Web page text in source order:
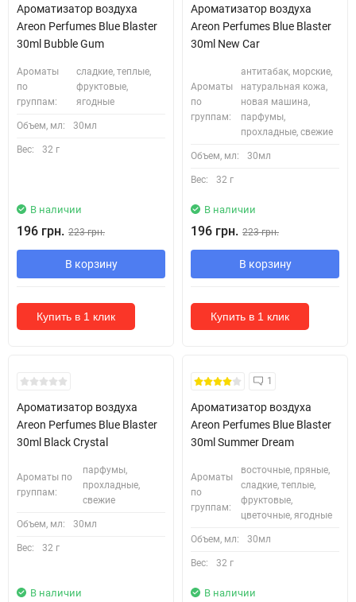
Ароматизатор воздуха
Areon Perfumes Blue Blaster
30ml Bubble Gum
Ароматы
по
группам:
сладкие, теплые,
фруктовые,
ягодные
Объем, мл: 30мл
Вес: 32 г
В наличии
196 грн. 223 грн.
В корзину
Купить в 1 клик
Ароматизатор воздуха
Areon Perfumes Blue Blaster
30ml New Car
Ароматы
по
группам:
антитабак, морские,
натуральная кожа,
новая машина,
парфумы,
прохладные, свежие
Объем, мл: 30мл
Вес: 32 г
В наличии
196 грн. 223 грн.
В корзину
Купить в 1 клик
Ароматизатор воздуха
Areon Perfumes Blue Blaster
30ml Black Crystal
Ароматы по
группам:
парфумы,
прохладные,
свежие
Объем, мл: 30мл
Вес: 32 г
В наличии
1
Ароматизатор воздуха
Areon Perfumes Blue Blaster
30ml Summer Dream
Ароматы
по
группам:
восточные, пряные,
сладкие, теплые,
фруктовые,
цветочные, ягодные
Объем, мл: 30мл
Вес: 32 г
В наличии